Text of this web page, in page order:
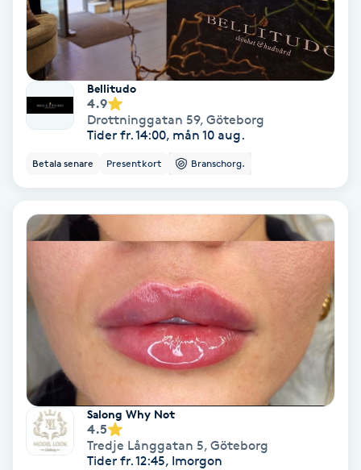
Sockring
Spa
Spa manikyr & pedikyr
Spa-manikyr
Spraytan
Stylist
Sugaring
Svensk massage
Svettbehandling
Bellitudo
4.9
Drottninggatan 59, Göteborg
Tider fr. 14:00, mån 10 aug.
Betala senare Presentkort Branschorg.
Salong Why Not
4.5
Tredje Långgatan 5, Göteborg
Tider fr. 12:45, Imorgon